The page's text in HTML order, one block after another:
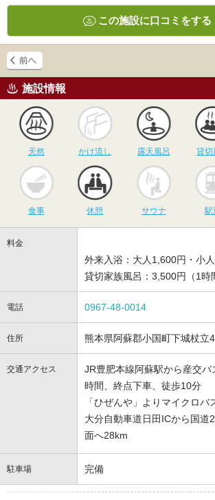
この施設に口コミをする
施設情報
天然
かけ流し
かけ流し
露天風呂
露天風呂 貸切
食事 休憩
サウナ
サウナ 駅
料金
外来入浴：大人1,600円・小
貸切家族風呂：3,500円（1時
電話 0967-48-0014
住所 熊本県阿蘇郡小国町下城杖立
交通アクセス
JR豊肥本線阿蘇駅から産交バ
時間、終点下車、徒歩10分
「ひぜんや」よりマイクロバ
大分自動車道日田ICから国道
面へ28km
駐車場 完備